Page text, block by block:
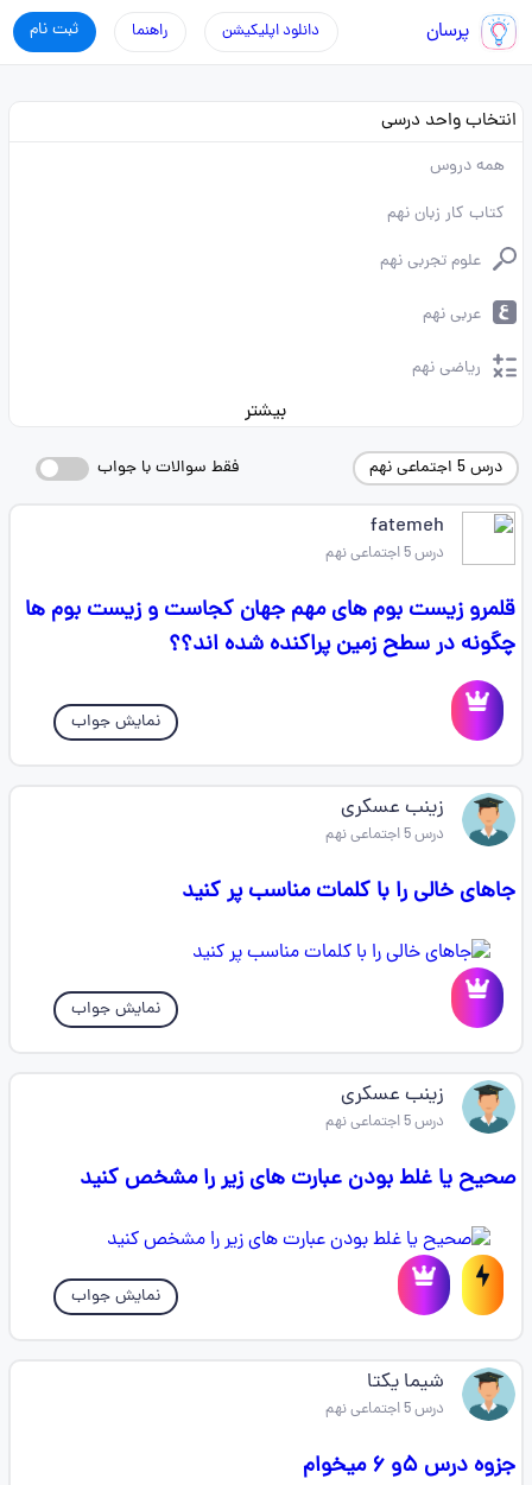
پرسان ثبت نام راهنما دانلود اپلیکیشن
انتخاب واحد درسی
همه دروس
کتاب کار زبان نهم
علوم تجربی نهم
عربی نهم
ریاضی نهم
بیشتر
درس 5 اجتماعی نهم فقط سوالات با جواب
fatemeh
درس 5 اجتماعی نهم
قلمرو زیست بوم های مهم جهان کجاست و زیست بوم ها
چگونه در سطح زمین پراکنده شده اند؟؟
نمایش جواب
زینب عسکری
درس 5 اجتماعی نهم
جاهای خالی را با کلمات مناسب پر کنید
نمایش جواب
زینب عسکری
درس 5 اجتماعی نهم
صحیح یا غلط بودن عبارت های زیر را مشخص کنید
نمایش جواب
شیما یکتا
درس 5 اجتماعی نهم
جزوه درس ۵و ۶ میخوام